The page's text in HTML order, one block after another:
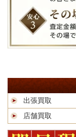
出張買取
店舗買取